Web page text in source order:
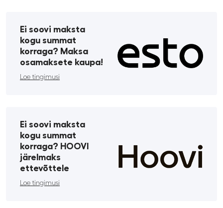
Ei soovi maksta
kogu summat
korraga? Maksa
osamaksete kaupa!
Loe tingimusi
Ei soovi maksta
kogu summat
korraga? HOOVI
järelmaks
ettevõttele
Loe tingimusi